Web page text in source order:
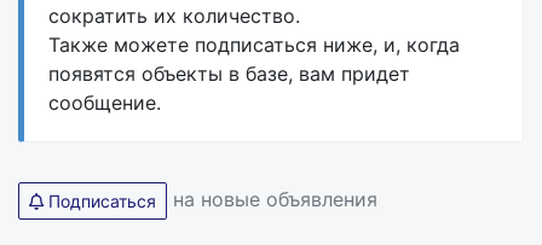
сократить их количество.
Также можете подписаться ниже, и, когда
появятся объекты в базе, вам придет
сообщение.
Подписаться на новые объявления